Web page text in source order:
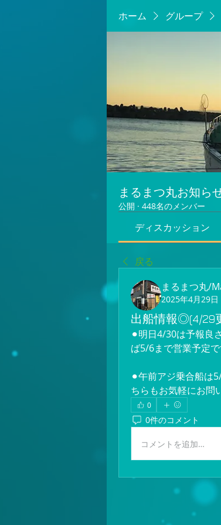
ホーム グループ
まるまつ丸お知ら
公開 · 448名のメンバー
ディスカッション
戻る
まるまつ丸/
2025年4月29日
出船情報◎(4/29
⚫︎明日4/30は予報良
ば5/6まで営業予定
⚫︎午前アジ乗合船は
ちらもお気軽にお
0
0件のコメント
コメントを追加…